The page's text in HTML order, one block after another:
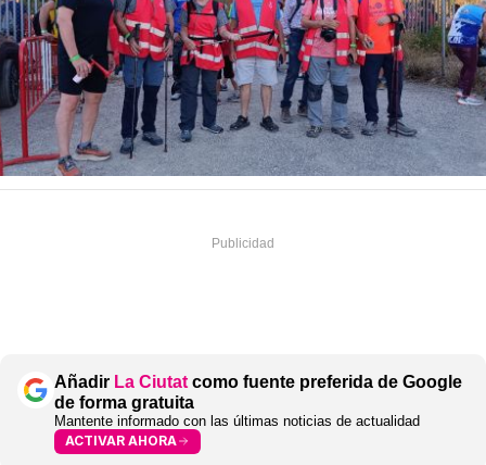
Añadir La Ciutat como fuente preferida de Google
de forma gratuita
Mantente informado con las últimas noticias de actualidad
ACTIVAR AHORA